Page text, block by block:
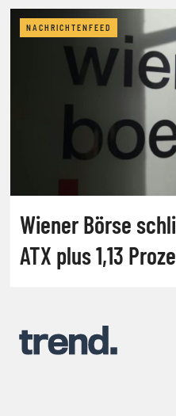
NACHRICHTENFEED
Wiener Börse
ATX plus 1,13